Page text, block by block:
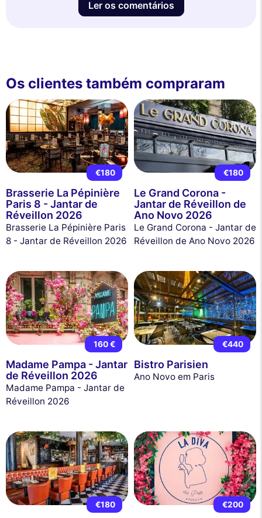
Ler os comentários
Os clientes também compraram
€180
Brasserie La Pépinière
Paris 8 - Jantar de
Réveillon 2026
Brasserie La Pépinière Paris
8 - Jantar de Réveillon 2026
€180
Le Grand Corona -
Jantar de Réveillon de
Ano Novo 2026
Le Grand Corona - Jantar de
Réveillon de Ano Novo 2026
160 €
Madame Pampa - Jantar
de Réveillon 2026
Madame Pampa - Jantar de
Réveillon 2026
€440
Bistro Parisien
Ano Novo em Paris
€180 €200